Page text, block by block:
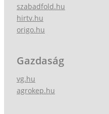
szabadfold.hu
hirtv.hu
origo.hu
Gazdaság
vg.hu
agrokep.hu